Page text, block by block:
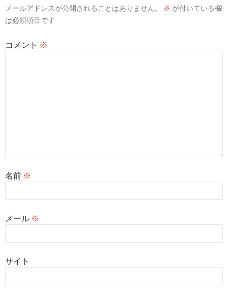
ョ
メールアドレスが公開されることはありません。 ※ が付いている欄
は必須項目です
コメント ※
名前 ※
メール ※
サイト